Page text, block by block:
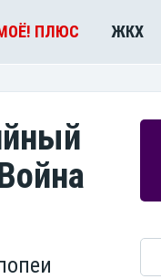
ПЛЮС ЖКХ